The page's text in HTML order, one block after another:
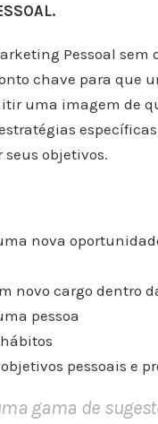
Pessoal sem
chave para que
uma imagem de
objetivos.
nova
novo cargo dentro
pessoa
pessoais e
gama de